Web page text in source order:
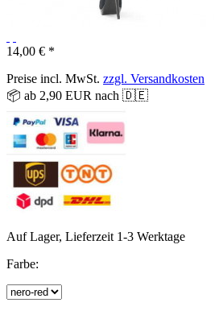
14,00 € *
Preise incl. MwSt. zzgl. Versandkosten
📦 ab 2,90 EUR nach 🇩🇪
Auf Lager, Lieferzeit 1-3 Werktage
Farbe: